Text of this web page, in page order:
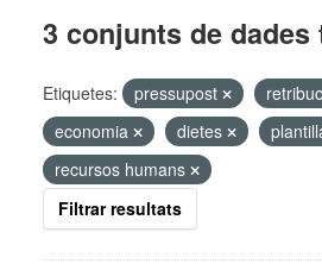
3 conjunts de dades
Etiquetes: pressupost
economia
dietes
recursos humans
Filtrar resultats